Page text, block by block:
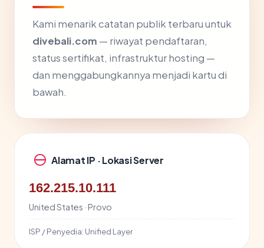
Kami menarik catatan publik terbaru untuk
divebali.com — riwayat pendaftaran,
status sertifikat, infrastruktur hosting —
dan menggabungkannya menjadi kartu di
bawah.
Alamat IP · Lokasi Server
162.215.10.111
United States · Provo
ISP / Penyedia: Unified Layer